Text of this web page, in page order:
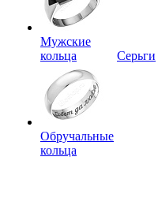
Мужские
кольца
Обручальные
кольца
Серьги